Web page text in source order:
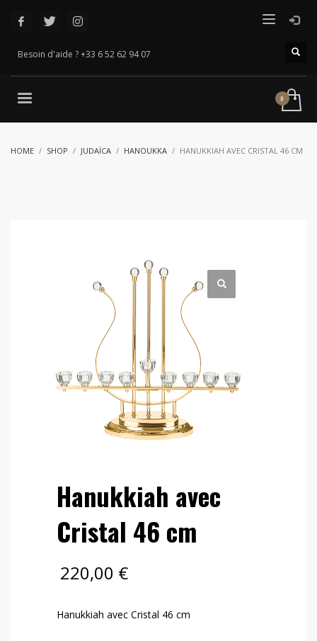
Besoin d'aide ? +33 6 52 62 94 07
HOME SHOP JUDAÏCA HANOUKKA HANUKKIAH AVEC CRISTAL 46 CM
Hanukkiah avec
Cristal 46 cm
220,00 €
Hanukkiah avec Cristal 46 cm